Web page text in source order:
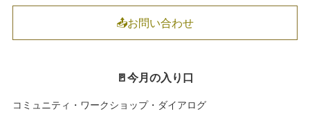
📤お問い合わせ
🚪今月の入り口
コミュニティ・ワークショップ・ダイアログ